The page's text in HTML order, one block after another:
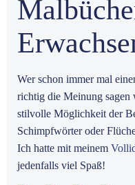
Wer schon immer mal
richtig die Meinung sagen
stilvolle Möglichkeit der
Schimpfwörter oder
Ich hatte mit meinem
jedenfalls viel Spaß!